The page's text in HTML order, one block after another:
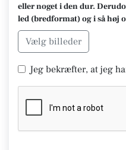
eller noget i den dur.
led (bredformat) og i så høj
Vælg billeder
Jeg bekræfter, at jeg